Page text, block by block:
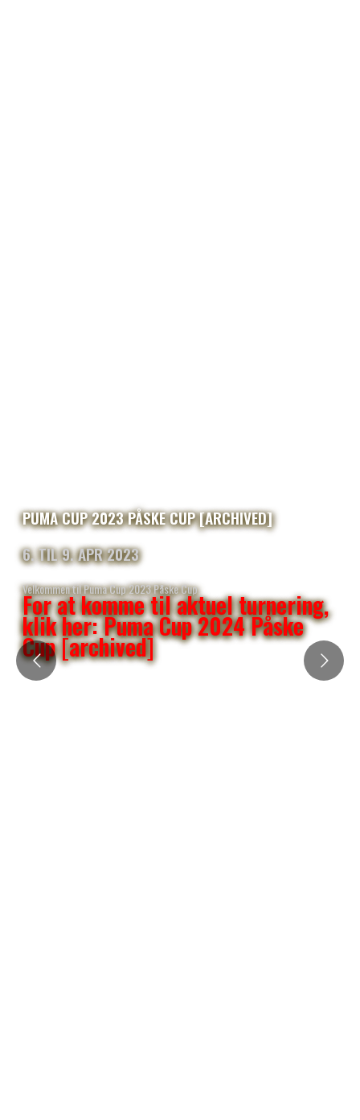
PUMA CUP 2023 PÅSKE CUP [ARCHIVED]
6. TIL 9. APR 2023
Velkommen til Puma Cup 2023 Påske Cup
For at komme til aktuel turnering,
klik her: Puma Cup 2024 Påske
Cup [archived]